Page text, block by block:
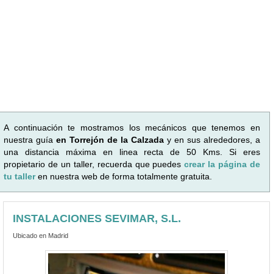
A continuación te mostramos los mecánicos que tenemos en
nuestra guía en Torrejón de la Calzada y en sus alrededores, a
una distancia máxima en linea recta de 50 Kms. Si eres
propietario de un taller, recuerda que puedescrear la página de
tu talleren nuestra web de forma totalmente gratuita.
INSTALACIONES SEVIMAR, S.L.
Ubicado en Madrid